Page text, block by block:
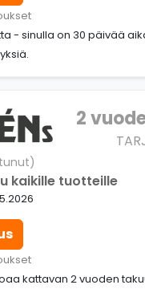
- sinulla on 30 päivää
2
kaikille tuotteille
kattavan 2 vuoden